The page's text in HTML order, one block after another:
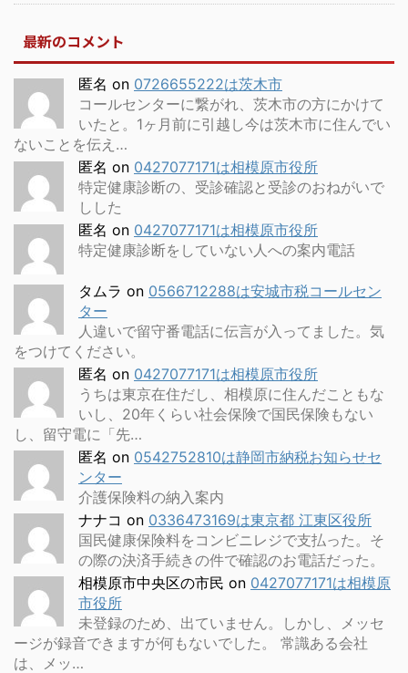
最新のコメント
匿名 on 0726655222は茨木市
コールセンターに繋がれ、茨木市の方にかけて
いたと。1ヶ月前に引越し今は茨木市に住んでい
ないことを伝え…
匿名 on 0427077171は相模原市役所
特定健康診断の、受診確認と受診のおねがいで
しした
匿名 on 0427077171は相模原市役所
特定健康診断をしていない人への案内電話
タムラ on 0566712288は安城市税コールセン
ター
人違いで留守番電話に伝言が入ってました。気
をつけてください。
匿名 on 0427077171は相模原市役所
うちは東京在住だし、相模原に住んだこともな
いし、20年くらい社会保険で国民保険もない
し、留守電に「先…
匿名 on 0542752810は静岡市納税お知らせセ
ンター
介護保険料の納入案内
ナナコ on 0336473169は東京都 江東区役所
国民健康保険料をコンビニレジで支払った。そ
の際の決済手続きの件で確認のお電話だった。
相模原市中央区の市民 on 0427077171は相模原
市役所
未登録のため、出ていません。しかし、メッセ
ージが録音できますが何もないでした。 常識ある会社
は、メッ…